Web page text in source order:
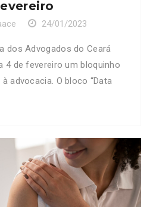
24/01/2023
dos Advogados do Ceará
4 de fevereiro um bloquinho
advocacia. O bloco “Data
ainda terá a charanga […]